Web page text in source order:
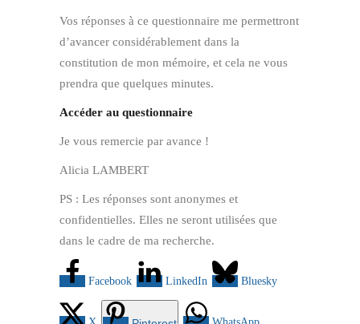
Vos réponses à ce questionnaire me permettront
d’avancer considérablement dans la
constitution de mon mémoire, et cela ne vous
prendra que quelques minutes.
Accéder au questionnaire
Je vous remercie par avance !
Alicia LAMBERT
PS : Les réponses sont anonymes et
confidentielles. Elles ne seront utilisées que
dans le cadre de ma recherche.
Facebook LinkedIn Bluesky